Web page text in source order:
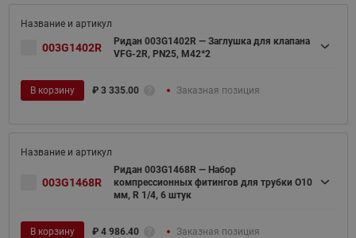
003G1402R
Ридан 003G1402R — Заглушка для клапана
VFG-2R, PN25, М42*2
В корзину ₽ 3 335.00 Заказная позиция
003G1468R
Ридан 003G1468R — Набор
компрессионных фитингов для трубки O10
мм, R 1/4, 6 штук
В корзину ₽ 4 986.40 Заказная позиция